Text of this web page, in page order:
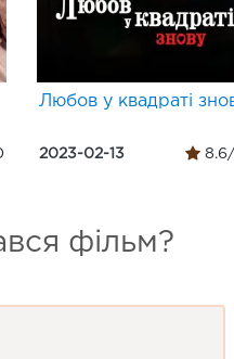
Любов у квадраті
2023-02-13 8.6/
фільм?